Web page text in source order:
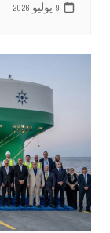
9 يوليو 2026